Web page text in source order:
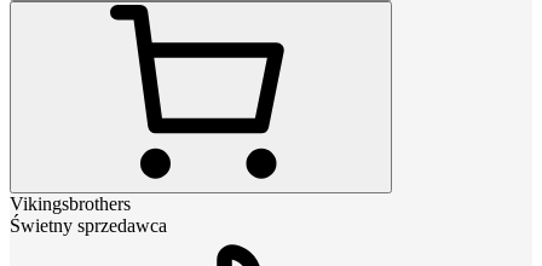
Vikingsbrothers
Świetny sprzedawca